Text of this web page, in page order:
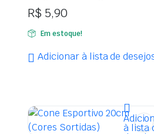
R$ 5,90
Em estoque!
Adicionar à lista de
à lista